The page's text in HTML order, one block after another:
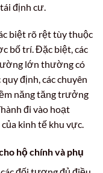
định cư.
biệt rõ rệt tùy thuộc
bố trí. Đặc biệt, các
lớn thường có
định, các chuyên
năng tăng trưởng
đi vào hoạt
kinh tế khu vực.
hộ chính và phụ